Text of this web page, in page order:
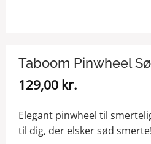
Taboom Pinwheel
129,00 kr.
Elegant pinwheel til
til dig, der elsker sød smerte!